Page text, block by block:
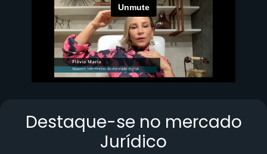
Destaque-se no mercado
Jurídico